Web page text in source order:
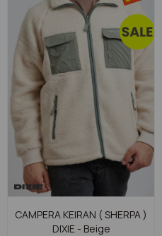
CAMPERA KEIRAN ( SHERPA )
DIXIE - Beige